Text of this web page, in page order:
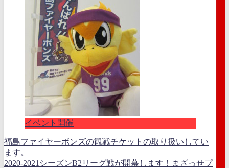
イベント開催
福島ファイヤーボンズの観戦チケットの取り扱いしてい
ます。
2020-2021シーズンB2リーグ戦が開幕します！まざっせプ